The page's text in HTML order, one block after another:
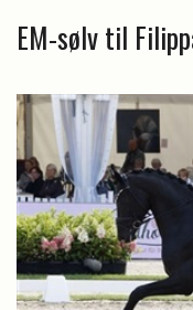
EM-sølv til